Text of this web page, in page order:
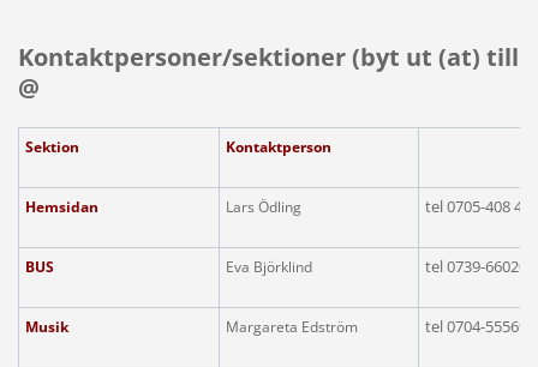
Kontaktpersoner/sektioner (byt ut (at) till
@
Sektion Kontaktperson
Hemsidan Lars Ödling tel 0705-408
BUS Eva Björklind tel 0739-
Musik Margareta Edström tel 0704-